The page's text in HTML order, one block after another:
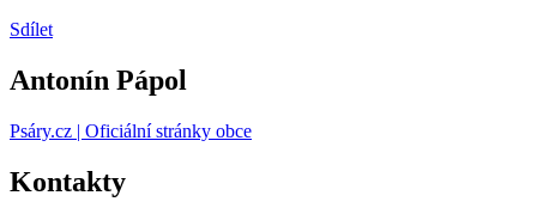
Sdílet
Antonín Pápol
Psáry.cz | Oficiální stránky obce
Kontakty